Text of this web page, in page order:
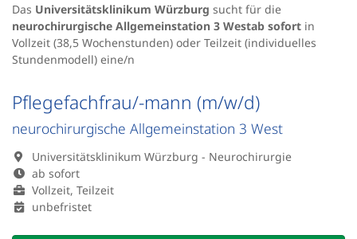
Pflegefachfrau/-mann (m/w/d)
neurochirurgische Allgemeinstation 3 West
Universitätsklinikum Würzburg - Neurochirurgie
ab sofort
Vollzeit, Teilzeit
unbefristet
Das Universitätsklinikum Würzburg sucht für die
neurochirurgische Allgemeinstation 3 Westab sofort in
Vollzeit (38,5 Wochenstunden) oder Teilzeit (individuelles
Stundenmodell) eine/n